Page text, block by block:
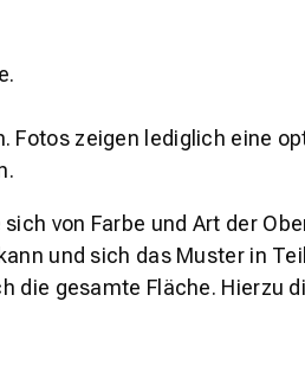
zeigen lediglich eine
von Farbe und Art der
und sich das Muster in
gesamte Fläche. Hierzu